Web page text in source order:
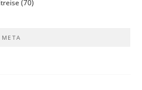
(70)
META